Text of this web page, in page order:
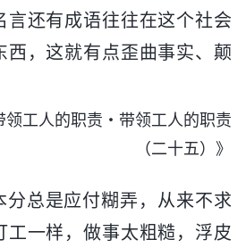
言还有成语往往在这个社会
西，这就有点歪曲事实、颠
人的职责・带领工人的职责
（二十五）》
分总是应付糊弄，从来不求
工一样，做事太粗糙，浮皮